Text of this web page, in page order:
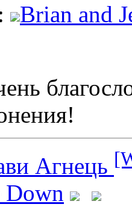
Brian and
Агнець
Down